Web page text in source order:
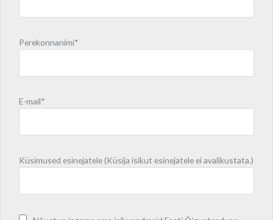
Perekonnanimi*
E-mail*
Küsimused esinejatele (Küsija isikut esinejatele ei avalikustata.)